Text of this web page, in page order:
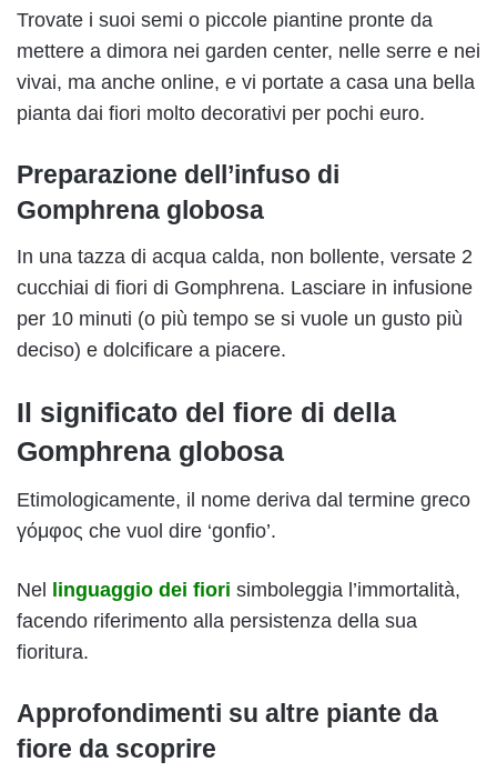
Trovate i suoi semi o piccole piantine pronte da
mettere a dimora nei garden center, nelle serre e nei
vivai, ma anche online, e vi portate a casa una bella
pianta dai fiori molto decorativi per pochi euro.
Preparazione dell’infuso di
Gomphrena globosa
In una tazza di acqua calda, non bollente, versate 2
cucchiai di fiori di Gomphrena. Lasciare in infusione
per 10 minuti (o più tempo se si vuole un gusto più
deciso) e dolcificare a piacere.
Il significato del fiore di della
Gomphrena globosa
Etimologicamente, il nome deriva dal termine greco
γόμφος che vuol dire ‘gonfio’.
Nel linguaggio dei fiori simboleggia l’immortalità,
facendo riferimento alla persistenza della sua
fioritura.
Approfondimenti su altre piante da
fiore da scoprire